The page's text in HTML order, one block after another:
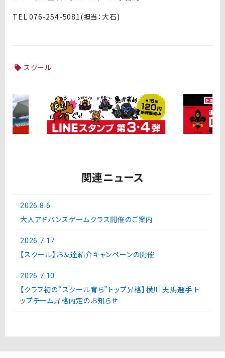
TEL 076-254-5081(担当：大石)
スクール
関連ニュース
2026.8.6
大人アドバンスゲームクラス開催のご案内
2026.7.17
【スクール】お友達紹介キャンペーンの開催
2026.7.10
【クラブ初の“スクール育ち”トップ昇格】横川 天馬選手 ト
ップチーム昇格内定のお知らせ